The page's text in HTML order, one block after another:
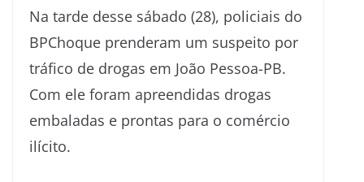
Na tarde desse sábado (28), policiais do
BPChoque prenderam um suspeito por
tráfico de drogas em João Pessoa-PB.
Com ele foram apreendidas drogas
embaladas e prontas para o comércio
ilícito.